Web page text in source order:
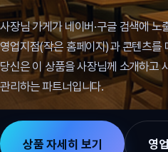
사장님 가게가 네이버·구글 검색에 노
영업지점(작은 홈페이지)과 콘텐츠를
당신은 이 상품을 사장님께 소개하고
관리하는 파트너입니다.
상품 자세히 보기 영